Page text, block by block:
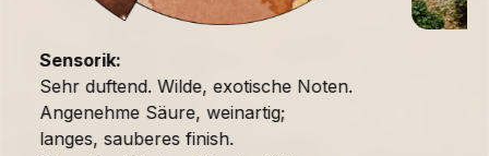
Sensorik:
Sehr duftend. Wilde, exotische Noten.
Angenehme Säure, weinartig;
langes, sauberes finish.